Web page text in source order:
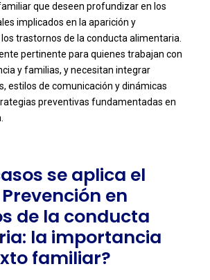
que deseen profundizar en los
implicados en la aparición y
trastornos de la conducta alimentaria.
pertinente para quienes trabajan con
y familias, y necesitan integrar
estilos de comunicación y dinámicas
preventivas fundamentadas en
se aplica el
en
de la conducta
la importancia
familiar?